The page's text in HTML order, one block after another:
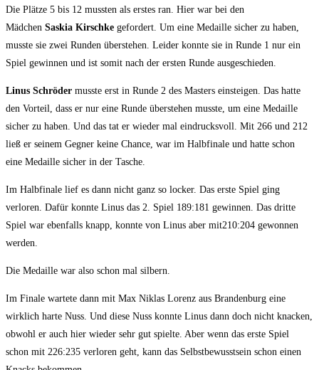
Die Plätze 5 bis 12 mussten als erstes ran. Hier war bei den
Mädchen Saskia Kirschke gefordert. Um eine Medaille sicher zu haben,
musste sie zwei Runden überstehen. Leider konnte sie in Runde 1 nur ein
Spiel gewinnen und ist somit nach der ersten Runde ausgeschieden.
Linus Schröder musste erst in Runde 2 des Masters einsteigen. Das hatte
den Vorteil, dass er nur eine Runde überstehen musste, um eine Medaille
sicher zu haben. Und das tat er wieder mal eindrucksvoll. Mit 266 und 212
ließ er seinem Gegner keine Chance, war im Halbfinale und hatte schon
eine Medaille sicher in der Tasche.
Im Halbfinale lief es dann nicht ganz so locker. Das erste Spiel ging
verloren. Dafür konnte Linus das 2. Spiel 189:181 gewinnen. Das dritte
Spiel war ebenfalls knapp, konnte von Linus aber mit210:204 gewonnen
werden.
Die Medaille war also schon mal silbern.
Im Finale wartete dann mit Max Niklas Lorenz aus Brandenburg eine
wirklich harte Nuss. Und diese Nuss konnte Linus dann doch nicht knacken,
obwohl er auch hier wieder sehr gut spielte. Aber wenn das erste Spiel
schon mit 226:235 verloren geht, kann das Selbstbewusstsein schon einen